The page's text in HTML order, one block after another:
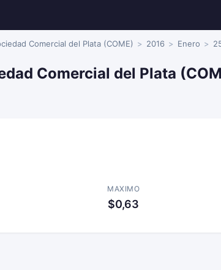
Comercial del Plata (COME) 2016 Enero
Comercial del Plata
MAXIMO
$0,63